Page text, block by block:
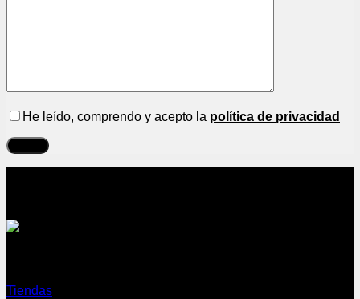
He leído, comprendo y acepto la política de privacidad
Tiendas